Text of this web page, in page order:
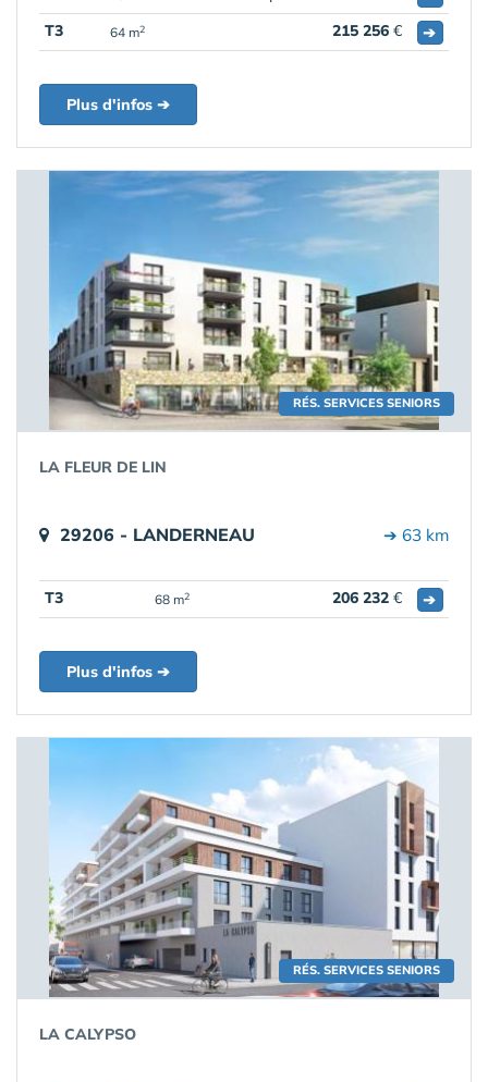
T3
64 m2 215 256 € ➔
Plus d'infos ➔
RÉS. SERVICES SENIORS
LA FLEUR DE LIN
29206 - LANDERNEAU ➔ 63 km
T3 68 m2 206 232 € ➔
Plus d'infos ➔
RÉS. SERVICES SENIORS
LA CALYPSO